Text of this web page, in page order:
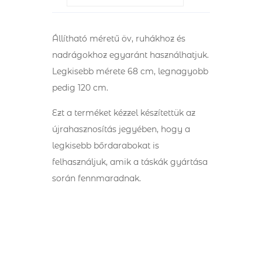
Állítható méretű öv, ruhákhoz és
nadrágokhoz egyaránt használhatjuk.
Legkisebb mérete 68 cm, legnagyobb
pedig 120 cm.
Ezt a terméket kézzel készítettük az
újrahasznosítás jegyében, hogy a
legkisebb bőrdarabokat is
felhasználjuk, amik a táskák gyártása
során fennmaradnak.